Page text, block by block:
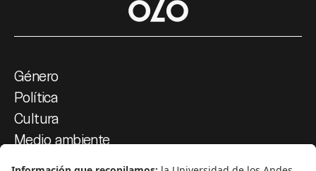
Género
Política
Cultura
Medio ambiente